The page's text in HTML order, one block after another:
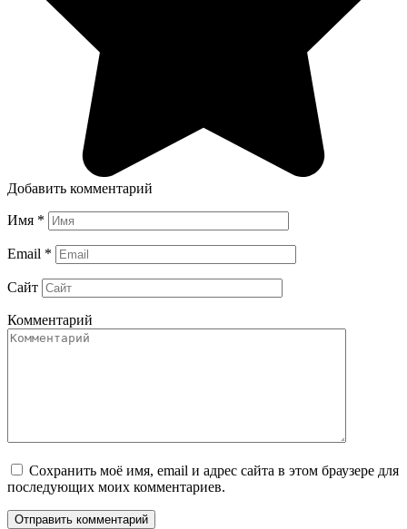
Добавить комментарий
Имя *
Email *
Сайт
Комментарий
Сохранить моё имя, email и адрес сайта в этом браузере для
последующих моих комментариев.